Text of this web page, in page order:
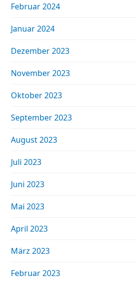
Februar 2024
Januar 2024
Dezember 2023
November 2023
Oktober 2023
September 2023
August 2023
Juli 2023
Juni 2023
Mai 2023
April 2023
März 2023
Februar 2023